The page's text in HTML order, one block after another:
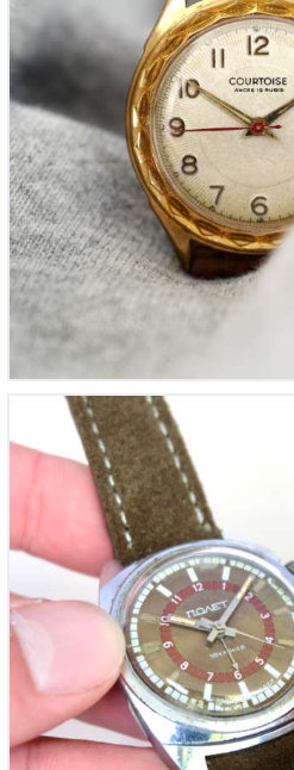
Poljot Soviétique à